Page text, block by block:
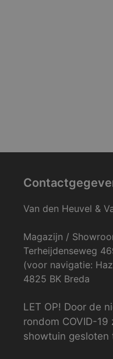
Van den Heuvel &
Magazijn /
Terheijdenseweg
(voor navigatie:
4825 BK Breda
LET OP! Door de
rondom COVID-
showtuin gesloten